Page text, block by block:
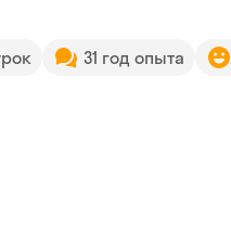
31 год опыта